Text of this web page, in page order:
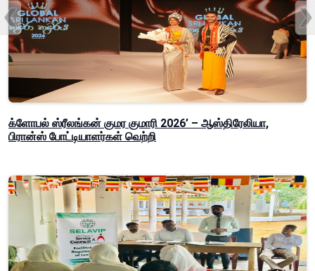
க்ளோபல் ஸ்ரீலங்கன் குமர குமாரி 2026’ – ஆஸ்திரேலியா,
பிரான்ஸ் போட்டியாளர்கள் வெற்றி